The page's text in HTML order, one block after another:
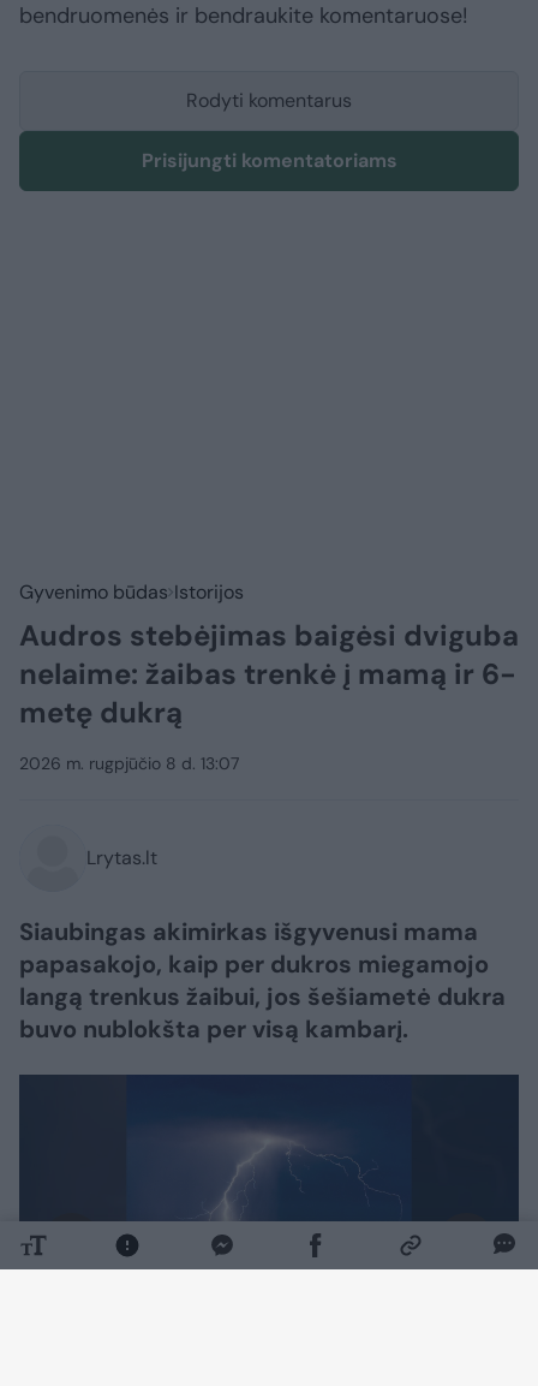
bendruomenės ir bendraukite komentaruose!
Rodyti komentarus
Prisijungti komentatoriams
Gyvenimo būdas Istorijos
Audros stebėjimas baigėsi dviguba
nelaime: žaibas trenkė į mamą ir 6-
metę dukrą
2026 m. rugpjūčio 8 d. 13:07
Lrytas.lt
Siaubingas akimirkas išgyvenusi mama
papasakojo, kaip per dukros miegamojo
langą trenkus žaibui, jos šešiametė dukra
buvo nublokšta per visą kambarį.